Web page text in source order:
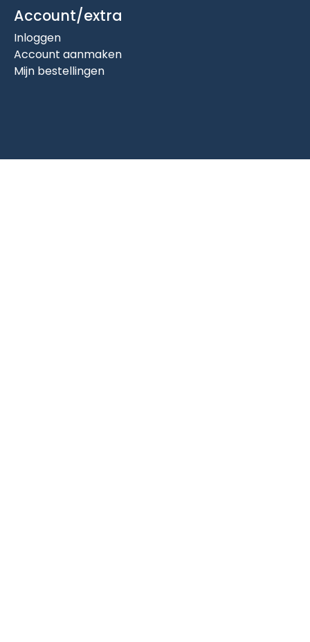
Account/extra
Inloggen
Account aanmaken
Mijn bestellingen